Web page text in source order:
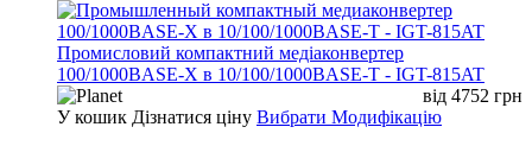
Промисловий компактний медіаконвертер
100/1000BASE-X в 10/100/1000BASE-T - IGT-815AT
від 4752 грн
У кошик Дізнатися ціну Вибрати Модифікацію